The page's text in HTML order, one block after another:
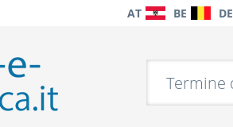
AT BE DE